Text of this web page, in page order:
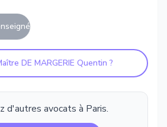
DE MARGERIE Quentin ?
d'autres avocats à Paris.